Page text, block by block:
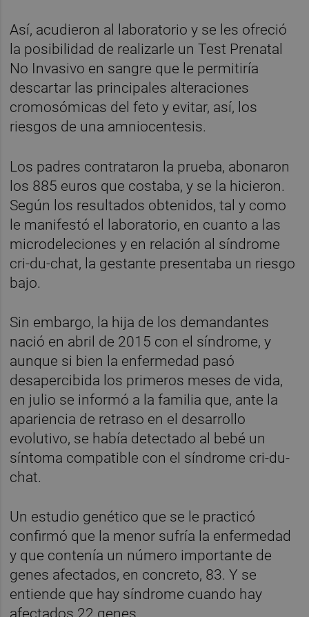
Así, acudieron al laboratorio y se les ofreció
la posibilidad de realizarle un Test Prenatal
No Invasivo en sangre que le permitiría
descartar las principales alteraciones
cromosómicas del feto y evitar, así, los
riesgos de una amniocentesis.
Los padres contrataron la prueba, abonaron
los 885 euros que costaba, y se la hicieron.
Según los resultados obtenidos, tal y como
le manifestó el laboratorio, en cuanto a las
microdeleciones y en relación al síndrome
cri-du-chat, la gestante presentaba un riesgo
bajo.
Sin embargo, la hija de los demandantes
nació en abril de 2015 con el síndrome, y
aunque si bien la enfermedad pasó
desapercibida los primeros meses de vida,
en julio se informó a la familia que, ante la
apariencia de retraso en el desarrollo
evolutivo, se había detectado al bebé un
síntoma compatible con el síndrome cri-du-
chat.
Un estudio genético que se le practicó
confirmó que la menor sufría la enfermedad
y que contenía un número importante de
genes afectados, en concreto, 83. Y se
entiende que hay síndrome cuando hay
afectados 22 genes.